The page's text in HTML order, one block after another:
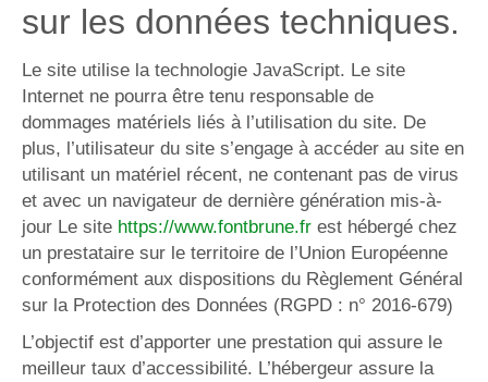
sur les données techniques.
Le site utilise la technologie JavaScript. Le site
Internet ne pourra être tenu responsable de
dommages matériels liés à l’utilisation du site. De
plus, l’utilisateur du site s’engage à accéder au site en
utilisant un matériel récent, ne contenant pas de virus
et avec un navigateur de dernière génération mis-à-
jour Le site https://www.fontbrune.fr est hébergé chez
un prestataire sur le territoire de l’Union Européenne
conformément aux dispositions du Règlement Général
sur la Protection des Données (RGPD : n° 2016-679)
L’objectif est d’apporter une prestation qui assure le
meilleur taux d’accessibilité. L’hébergeur assure la